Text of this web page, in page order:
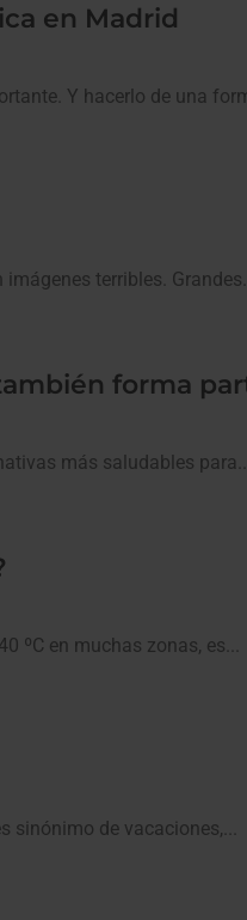
en Madrid
Y hacerlo de una
terribles. Grandes...
forma
más saludables para...
ºC en muchas zonas, es...
de vacaciones,...